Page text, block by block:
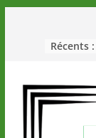
Récents :